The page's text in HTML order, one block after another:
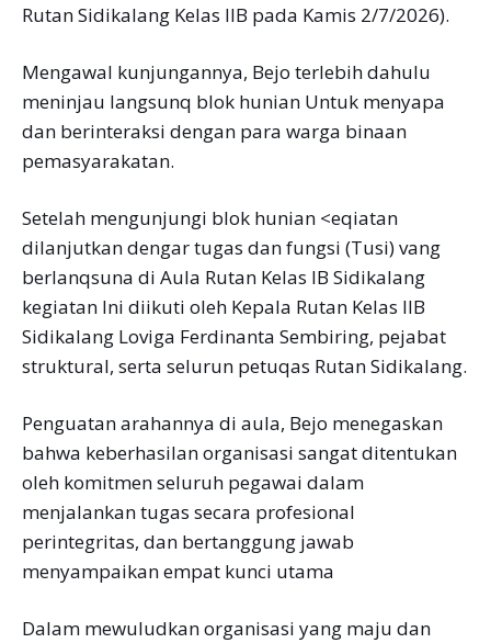
Rutan Sidikalang Kelas IIB pada Kamis 2/7/2026).
Mengawal kunjungannya, Bejo terlebih dahulu
meninjau langsunq blok hunian Untuk menyapa
dan berinteraksi dengan para warga binaan
pemasyarakatan.
Setelah mengunjungi blok hunian <eqiatan
dilanjutkan dengar tugas dan fungsi (Tusi) vang
berlanqsuna di Aula Rutan Kelas IB Sidikalang
kegiatan Ini diikuti oleh Kepala Rutan Kelas IIB
Sidikalang Loviga Ferdinanta Sembiring, pejabat
struktural, serta selurun petuqas Rutan Sidikalang.
Penguatan arahannya di aula, Bejo menegaskan
bahwa keberhasilan organisasi sangat ditentukan
oleh komitmen seluruh pegawai dalam
menjalankan tugas secara profesional
perintegritas, dan bertanggung jawab
menyampaikan empat kunci utama
Dalam mewuludkan organisasi yang maju dan